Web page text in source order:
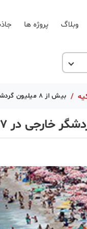
وبلاگ پروژه ها
/ بیش از ۸ میلیون گردشگر خارجی در ۷ ماه اول امسال به آنتالیا آمدند